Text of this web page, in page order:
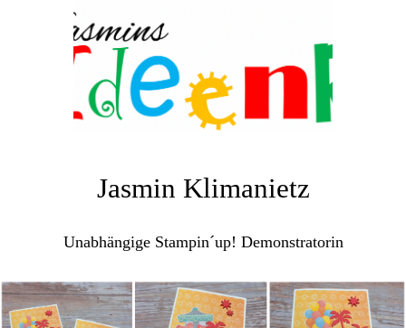
Jasmin Klimanietz
Unabhängige Stampin´up! Demonstratorin